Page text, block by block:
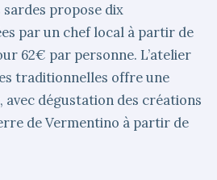
propose dix
par un chef local à partir de
62€ par personne. L’atelier
traditionnelles offre une
dégustation des créations
de Vermentino à partir de